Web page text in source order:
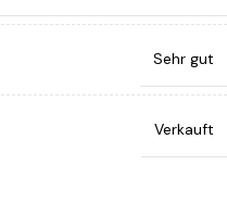
Sehr gut
Verkauft